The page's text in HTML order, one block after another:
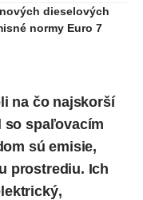
dieselových
normy Euro 7
na čo najskorší
so spaľovacím
sú emisie,
prostrediu. Ich
,